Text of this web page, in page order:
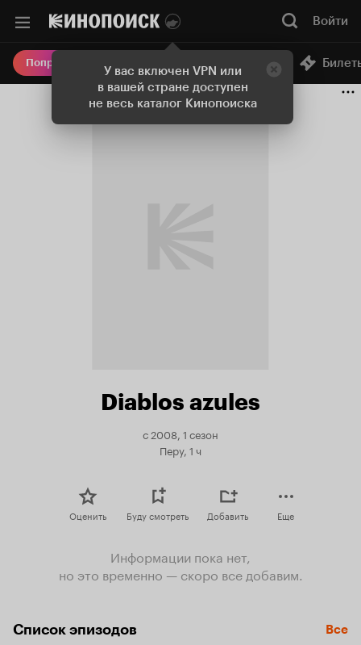
У вас включен VPN или
в вашей стране доступен
не весь каталог Кинопоиска
Войти
Попробовать Плюс Онлайн-кинотеатр
Diablos azules
с 2008, 1 сезон
Перу, 1 ч
Оценить Буду смотреть Добавить Еще
Информации пока нет,
но это временно — скоро все добавим.
Список эпизодов Все